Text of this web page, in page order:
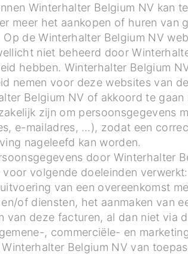
Winterhalter Belgium NV kan
meer het aankopen of huren
de Winterhalter Belgium NV
niet beheerd door
hebben. Winterhalter Belgium
nemen voor deze websites van
Belgium NV of akkoord te
zijn om persoonsgegevens
e-mailadres, …), zodat een
nageleefd kan worden.
door Winterhalter
volgende doeleinden verwerkt:
van een overeenkomst
of diensten, het aanmaken van
van deze facturen, al dan niet via
, commerciële- en
Belgium NV van